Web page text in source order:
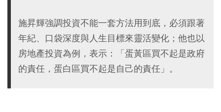
施昇輝強調投資不能一套方法用到底，必須跟著
年紀、口袋深度與人生目標來靈活變化；他也以
房地產投資為例，表示：「蛋黃區買不起是政府
的責任，蛋白區買不起是自己的責任」。